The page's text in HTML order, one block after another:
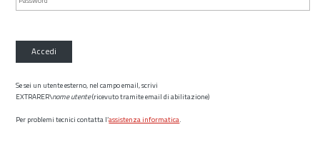
Accedi
Se sei un utente esterno, nel campo email, scrivi
EXTRARER\nome utente(ricevuto tramite email di abilitazione)
Per problemi tecnici contatta l’assistenza informatica.